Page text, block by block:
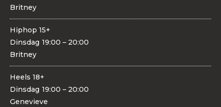
Britney
Dinsdag 19:00 – 20:00
Hiphop 15+
Britney
Dinsdag 19:00 – 20:00
Heels 18+
Genevieve